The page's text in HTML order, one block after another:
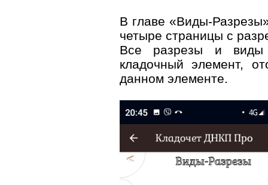
В главе «Виды-
четыре страницы с
Все разрезы и виды
кладочный элемент,
данном элементе.